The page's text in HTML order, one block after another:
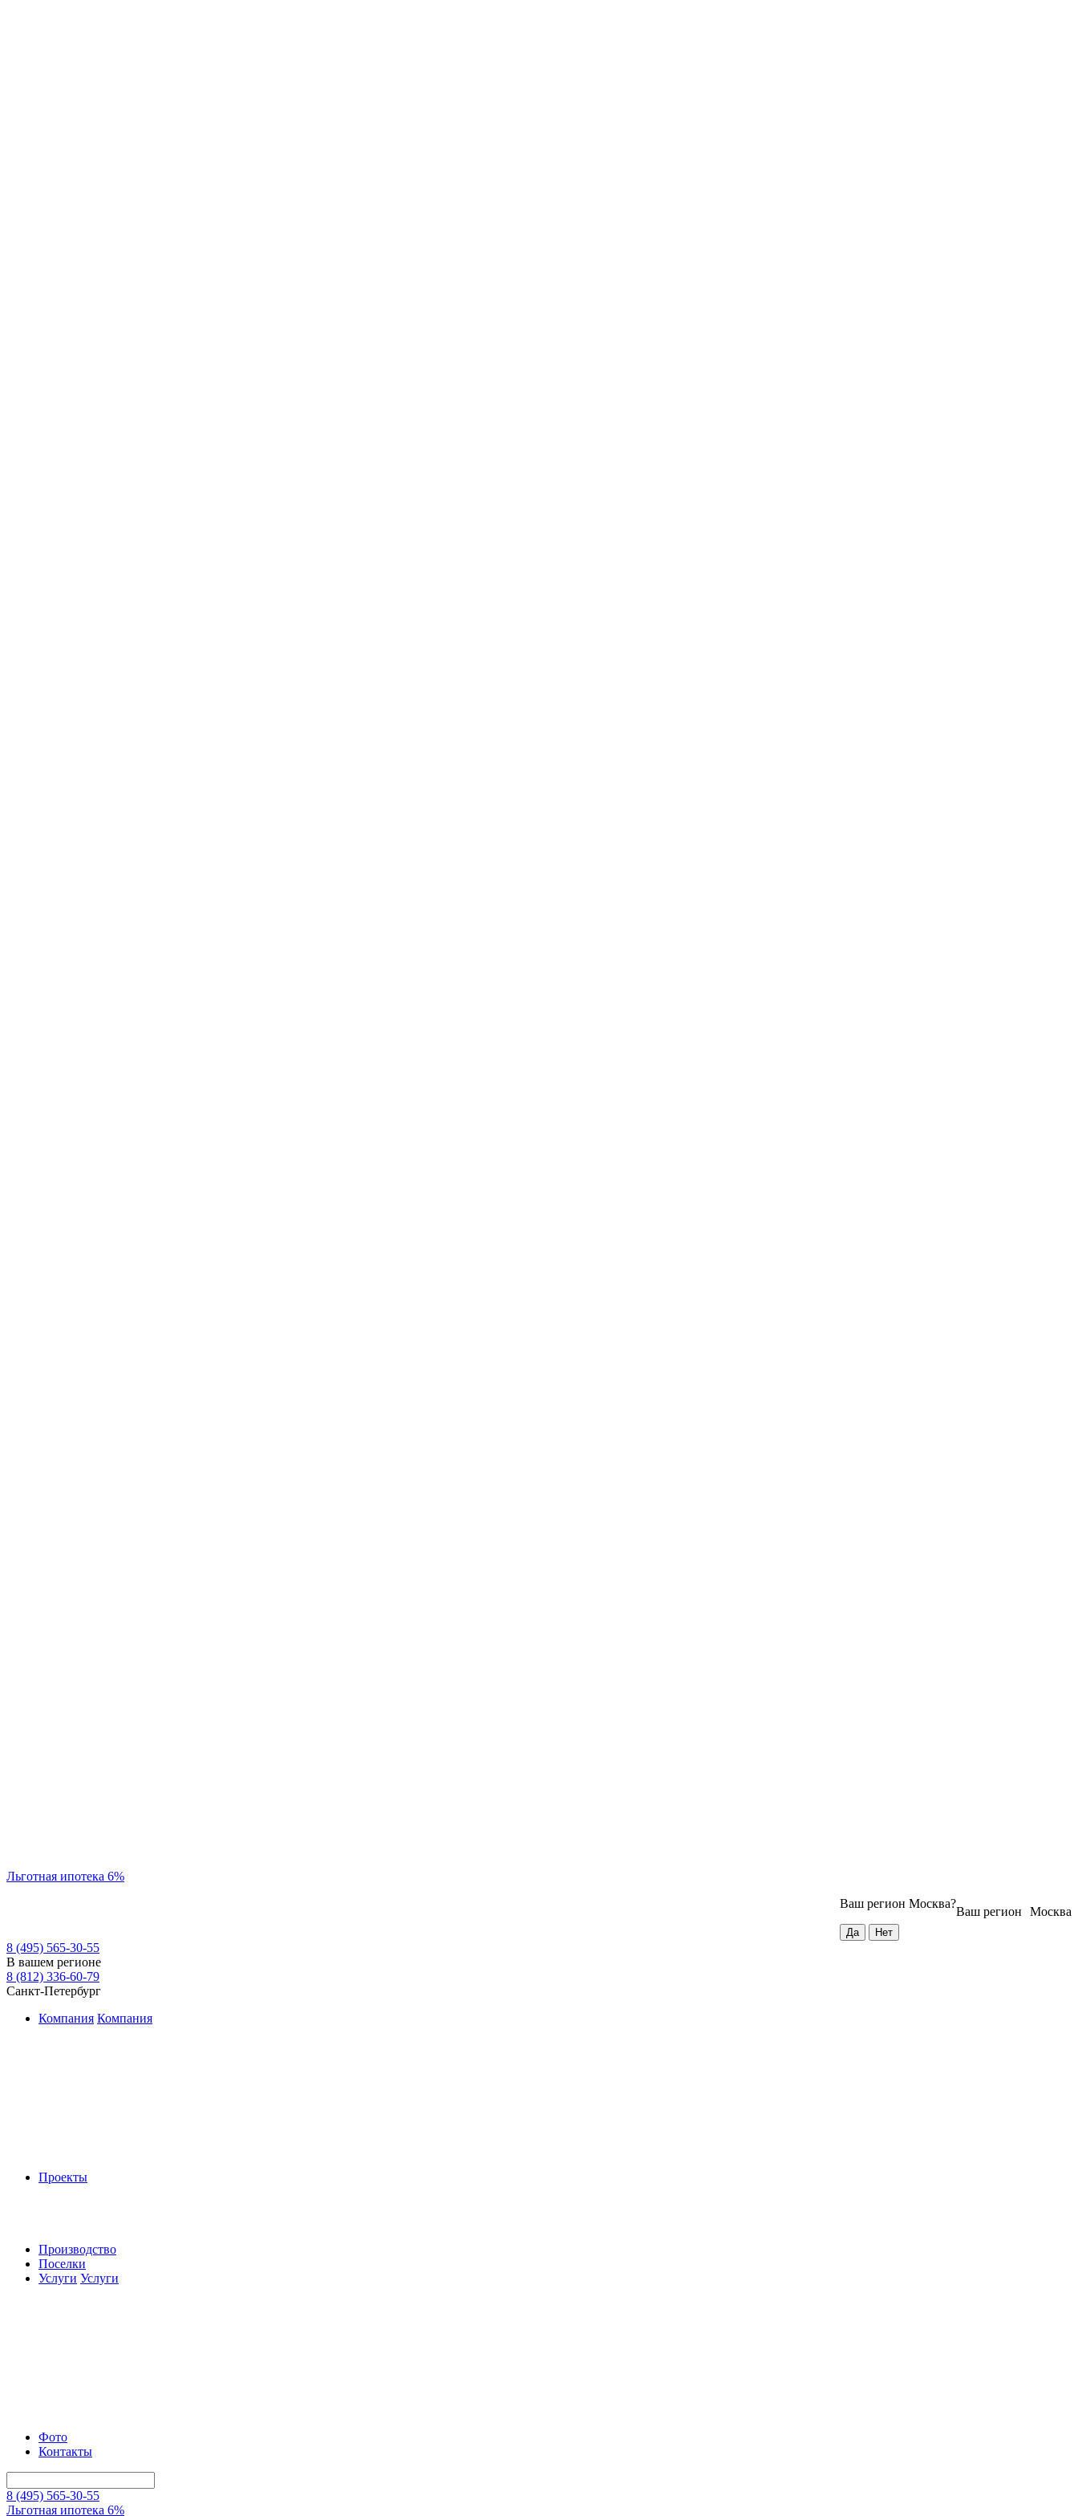
Льготная ипотека 6%
Москва
Ваш регион
Ваш регион Москва?
8 (495) 565-30-55
В вашем регионе
8 (812) 336-60-79
Санкт-Петербург
Компания Компания
Проекты
Производство
Поселки
Услуги Услуги
Фото
Контакты
8 (495) 565-30-55
Льготная ипотека 6%